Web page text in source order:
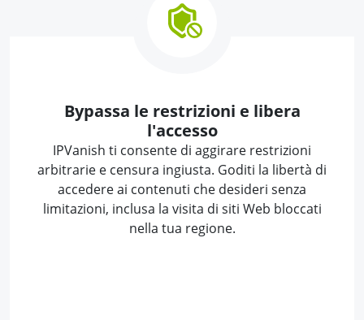
Bypassa le restrizioni e libera
l'accesso
IPVanish ti consente di aggirare restrizioni
arbitrarie e censura ingiusta. Goditi la libertà di
accedere ai contenuti che desideri senza
limitazioni, inclusa la visita di siti Web bloccati
nella tua regione.